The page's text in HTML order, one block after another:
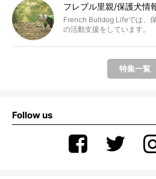
フレブル里親/保護犬情
French Bulldog Lifeでは、
の活動支援をしています。
特集一覧
Follow us